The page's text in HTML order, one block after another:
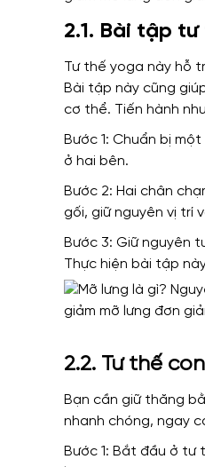
2.1. Bài tập
Tư thế yoga này hỗ
Bài tập này cũng
cơ thể. Tiến hành
Bước 1: Chuẩn bị
ở hai bên.
Bước 2: Hai chân
gối, giữ nguyên vị trí
Bước 3: Giữ nguyên
Thực hiện bài tập
2.2. Tư thế
Bạn cần giữ thăng
nhanh chóng, ngay
Bước 1: Bắt đầu ở